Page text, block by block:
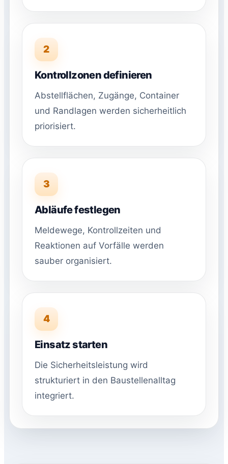
2
Kontrollzonen definieren
Abstellflächen, Zugänge, Container
und Randlagen werden sicherheitlich
priorisiert.
3
Abläufe festlegen
Meldewege, Kontrollzeiten und
Reaktionen auf Vorfälle werden
sauber organisiert.
4
Einsatz starten
Die Sicherheitsleistung wird
strukturiert in den Baustellenalltag
integriert.